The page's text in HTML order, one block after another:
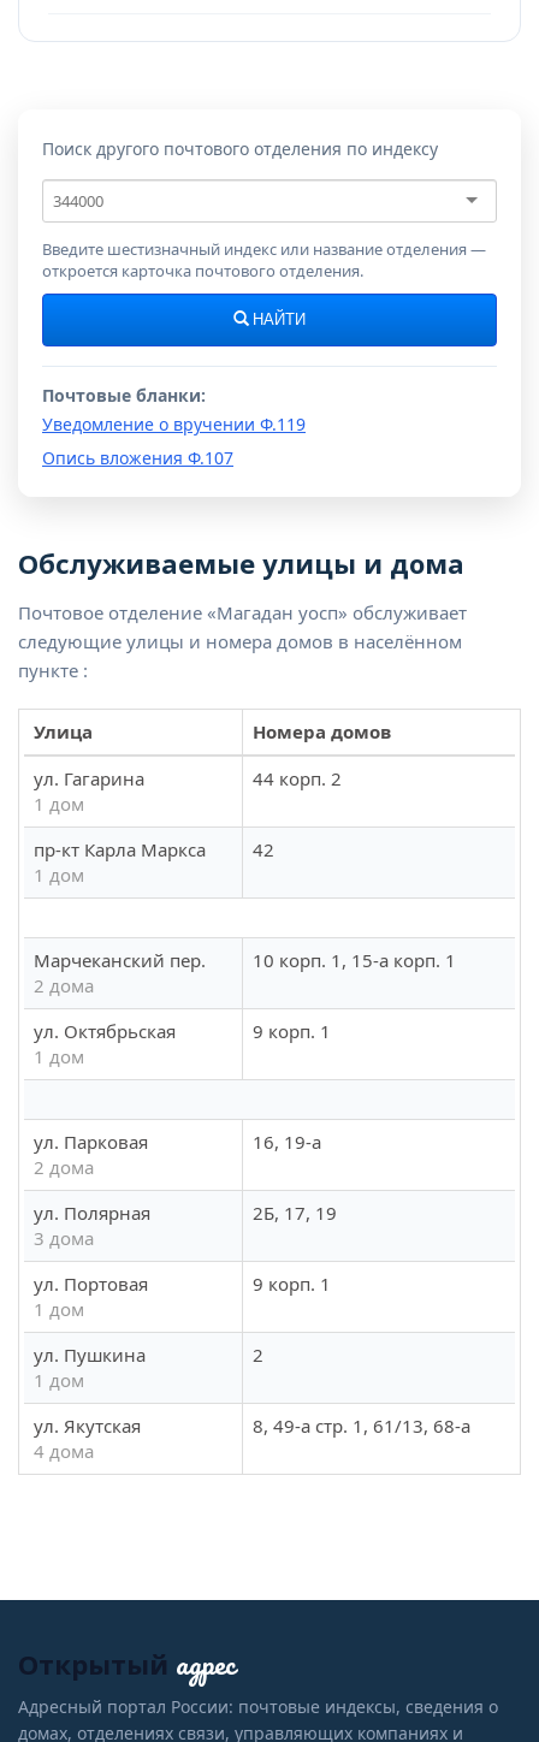
Поиск другого почтового отделения по индексу
Почтовый
индекс
Введите шестизначный индекс или название отделения —
откроется карточка почтового отделения.
НАЙТИ
Почтовые бланки:
Уведомление о вручении Ф.119
Опись вложения Ф.107
Обслуживаемые улицы и дома
Почтовое отделение «Магадан уосп» обслуживает
следующие улицы и номера домов в населённом
пункте :
Улица
Номера домов
ул. Гагарина
1 дом
44 корп. 2
пр-кт Карла Маркса
1 дом
42
Марчеканский пер.
2 дома
10 корп. 1, 15-а корп. 1
ул. Октябрьская
1 дом
9 корп. 1
ул. Парковая
2 дома
16, 19-а
ул. Полярная
3 дома
2Б, 17, 19
ул. Портовая
1 дом
9 корп. 1
ул. Пушкина
1 дом
2
ул. Якутская
4 дома
8, 49-а стр. 1, 61/13, 68-а
Открытый адрес
Адресный портал России: почтовые индексы, сведения о
домах, отделениях связи, управляющих компаниях и